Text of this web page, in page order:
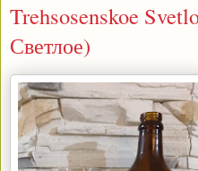
Trehsosenskoe
Светлое)